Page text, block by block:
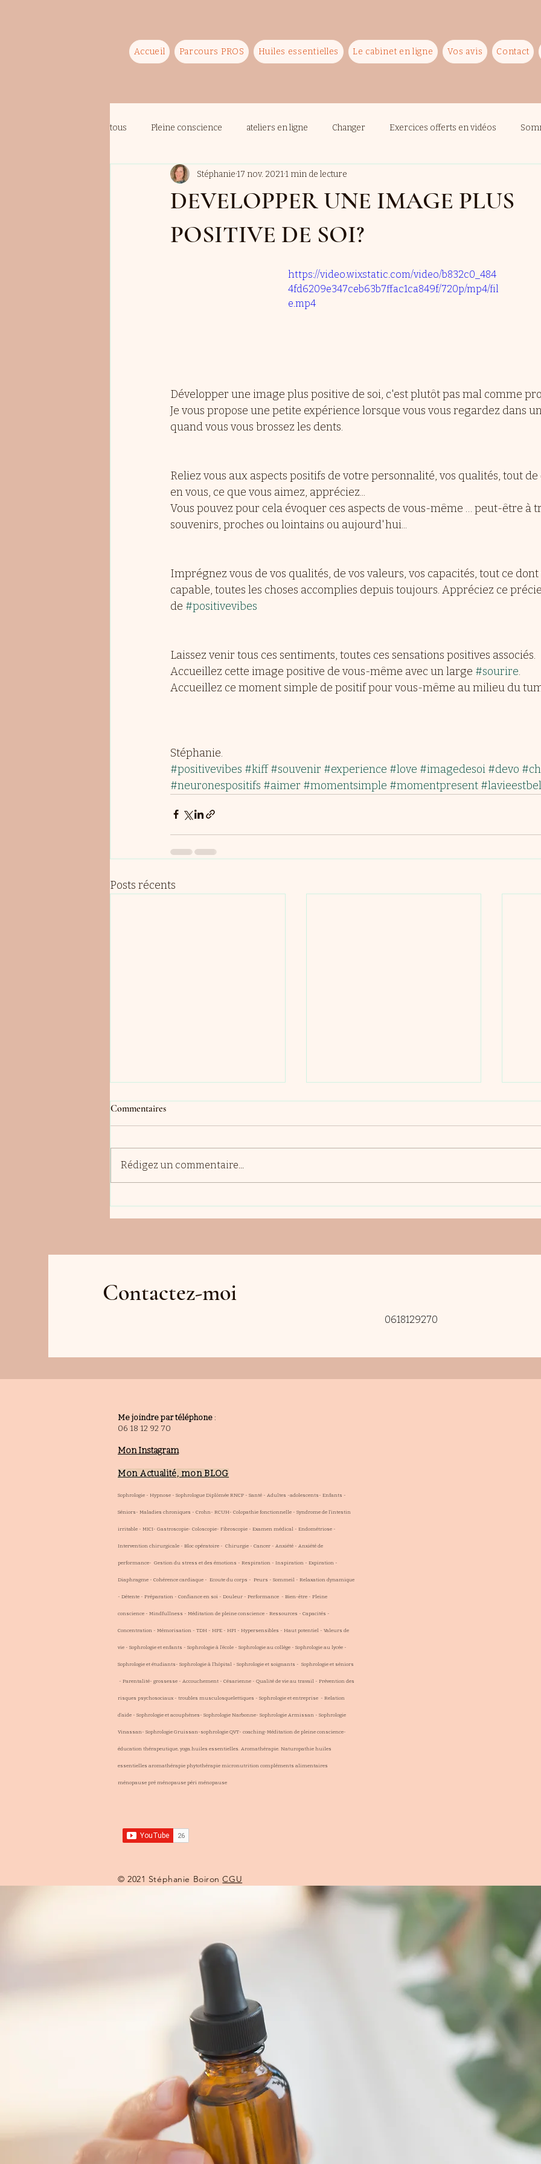
Accueil Parcours PROS Huiles essentielles Le cabinet en ligne Vos avis Contact
tous Pleine conscience ateliers en ligne Changer Exercices offerts en vidéos
DEVELOPPER UNE IMAGE PLUS
POSITIVE DE SOI?
Stéphanie17 nov. 20211 min de lecture
https://video.wixstatic.com/video/b832c0_484
4fd6209e347ceb63b7ffac1ca849f/720p/mp4/fil
e.mp4
Développer une image plus positive de soi, c'est plutôt pas mal comme
Je vous propose une petite expérience lorsque vous vous regardez dans
quand vous vous brossez les dents.
Reliez vous aux aspects positifs de votre personnalité, vos qualités, tout
en vous, ce que vous aimez, appréciez...
Vous pouvez pour cela évoquer ces aspects de vous-même … peut-être à
souvenirs, proches ou lointains ou aujourd'hui...
Imprégnez vous de vos qualités, de vos valeurs, vos capacités, tout ce dont
capable, toutes les choses accomplies depuis toujours. Appréciez ce
de #positivevibes
Laissez venir tous ces sentiments, toutes ces sensations positives associés.
Accueillez cette image positive de vous-même avec un large #sourire.
Accueillez ce moment simple de positif pour vous-même au milieu du
Stéphanie.
#positivevibes #kiff #souvenir #experience #love #imagedesoi #devo
#neuronespositifs #aimer #momentsimple #momentpresent
Posts récents
MA CURE DÉTOX
JE
Commentaires
Rédigez un commentaire...
Contactez-moi
0618129270
Me joindre par téléphone :
06 18 12 92 70
Mon Instagram
Mon Actualité, mon BLOG
Sophrologie - Hypnose - Sophrologue Diplômée RNCP - Santé - Adultes -adolescents- Enfants -
Séniors- Maladies chroniques - Crohn- RCUH- Colopathie fonctionnelle - Syndrome de l'intestin
irritable - MICI- Gastroscopie- Coloscopie- Fibroscopie - Examen médical - Endométriose -
Intervention chirurgicale - Bloc opératoire - Chirurgie - Cancer - Anxiété - Anxiété de
performance- Gestion du stress et des émotions - Respiration - Inspiration - Expiration -
Diaphragme - Cohérence cardiaque - Ecoute du corps - Peurs - Sommeil - Relaxation dynamique
- Détente - Préparation - Confiance en soi - Douleur - Performance - Bien-être - Pleine
conscience - Mindfullness - Méditation de pleine conscience - Ressources - Capacités -
Concentration - Mémorisation - TDH - HPE - HPI - Hypersensibles - Haut potentiel - Valeurs de
vie - Sophrologie et enfants - Sophrologie à l'école - Sophrologie au collège - Sophrologie au lycée -
Sophrologie et étudiants- Sophrologie à l'hôpital - Sophrologie et soignants - Sophrologie et séniors
- Parentalité- grossesse - Accouchement - Césarienne - Qualité de vie au travail - Prévention des
risques psychosociaux - troubles musculosquelettiques - Sophrologie et entreprise - Relation
d'aide - Sophrologie et acouphènes- Sophrologie Narbonne- Sophrologie Armissan - Sophrologie
Vinassan- Sophrologie Gruissan-sophrologie QVT- coaching-Méditation de pleine conscience-
éducation thérapeutique, yoga.huiles essentielles. Aromathérapie. Naturopathie huiles
essentielles aromathérapie phytothérapie micronutrition compléments alimentaires
ménopause pré ménopause péri ménopause
© 2021 Stéphanie BoironCGU